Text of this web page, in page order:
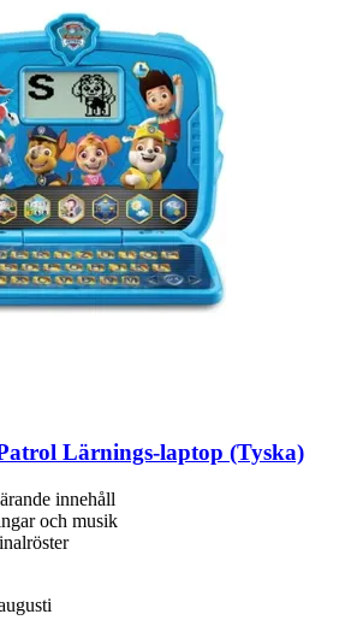
Lärnings-​laptop (Tyska)
innehåll
och musik